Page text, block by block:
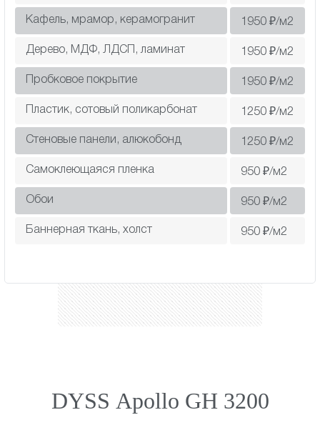
Кафель, мрамор, керамогранит 1950 ₽/м2
Дерево, МДФ, ЛДСП, ламинат 1950 ₽/м2
Пробковое покрытие 1950 ₽/м2
Пластик, сотовый поликарбонат 1250 ₽/м2
Cтеновые панели, алюкобонд 1250 ₽/м2
Самоклеющаяся пленка 950 ₽/м2
Обои 950 ₽/м2
Баннерная ткань, холст 950 ₽/м2
DYSS Apollo GH 3200